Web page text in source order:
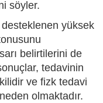
söyler.
yüksek
belirtilerini de
tedavinin
ve fizk tedavi
olmaktadır.